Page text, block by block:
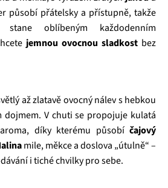
působí přátelsky a přístupně, takže
oblíbeným každodenním
jemnou ovocnou sladkost bez
až zlatavě ovocný nálev s hebkou
dojmem. V chuti se propojuje kulatá
díky kterému působí čajový
mile, měkce a doslova „útulně“ –
i tiché chvilky pro sebe.